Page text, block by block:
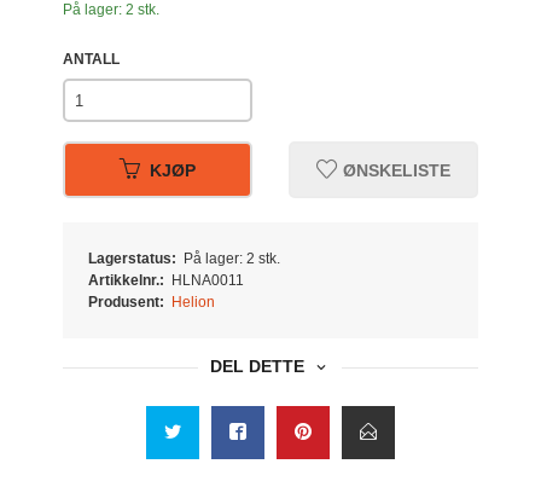
På lager: 2 stk.
ANTALL
KJØP ØNSKELISTE
Lagerstatus:
På lager: 2 stk.
Artikkelnr.:
HLNA0011
Produsent:
Helion
DEL DETTE